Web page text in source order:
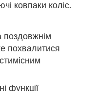
ковпаки коліс.
поздовжнім
похвалитися
функції